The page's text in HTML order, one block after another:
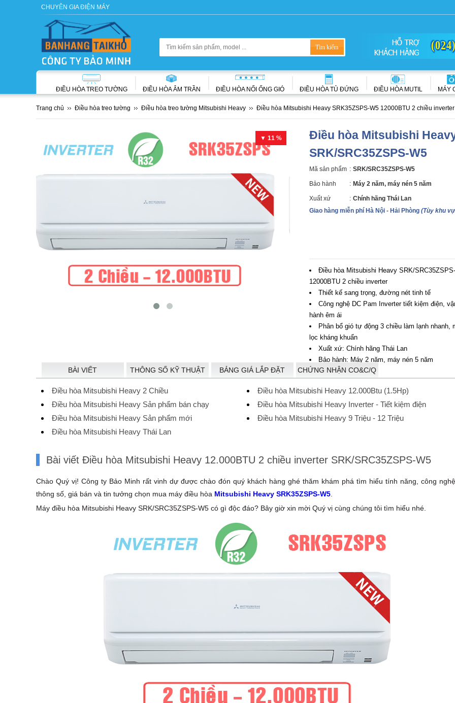
CHUYÊN GIA ĐIỆN MÁY
ĐIỀU HÒA TREO TƯỜNG ĐIỀU HÒA ÂM TRẦN ĐIỀU HÒA NỐI ỐNG GIÓ ĐIỀU HÒA TỦ ĐỨNG ĐIỀU HÒA MUTIL MÁY
Trang chủ Điều hòa treo tường Điều hòa treo tường Mitsubishi Heavy Điều hòa Mitsubishi Heavy SRK35ZSPS-W5 12000BTU 2 chiều inverter
▼ 11 %
Điều hòa Mitsubishi
SRK/SRC35ZSPS-W5
Mã sản phẩm : SRK/SRC35ZSPS-W5
Bảo hành : Máy 2 năm, máy nén 5 năm
Xuất xứ : Chính hãng Thái Lan
Giao hàng miễn phí Hà Nội - Hải Phòng (Tùy khu
Điều hòa Mitsubishi Heavy SRK/
12000BTU 2 chiều inverter
Thiết kế sang trọng, đường nét tinh tế
Công nghệ DC Pam Inverter tiết kiệm điện,
hành êm ái
Phân bổ gió tự động 3 chiều làm lạnh nhanh,
lọc kháng khuẩn
Xuất xứ: Chính hãng Thái Lan
Bảo hành: Máy 2 năm, máy nén 5 năm
BÀI VIẾT THÔNG SỐ KỸ THUẬT BẢNG GIÁ LẮP ĐẶT CHỨNG NHẬN CO&C/Q
Điều hòa Mitsubishi Heavy 2 Chiều
Điều hòa Mitsubishi Heavy 12.000Btu (1.5Hp)
Điều hòa Mitsubishi Heavy Sản phẩm bán chạy
Điều hòa Mitsubishi Heavy Inverter - Tiết kiệm điện
Điều hòa Mitsubishi Heavy Sản phẩm mới
Điều hòa Mitsubishi Heavy 9 Triệu - 12 Triệu
Điều hòa Mitsubishi Heavy Thái Lan
Bài viết Điều hòa Mitsubishi Heavy 12.000BTU 2 chiều inverter SRK/SRC35ZSPS-W5
Chào Quý vị! Công ty Bảo Minh rất vinh dự được chào đón quý khách hàng ghé thăm khám phá tìm hiểu tính năng, công nghệ,
thông số, giá bán và tin tưởng chọn mua máy điều hòa Mitsubishi Heavy SRK35ZSPS-W5.
Máy điều hòa Mitsubishi Heavy SRK/SRC35ZSPS-W5 có gì độc đáo? Bây giờ xin mời Quý vị cùng chúng tôi tìm hiểu nhé.